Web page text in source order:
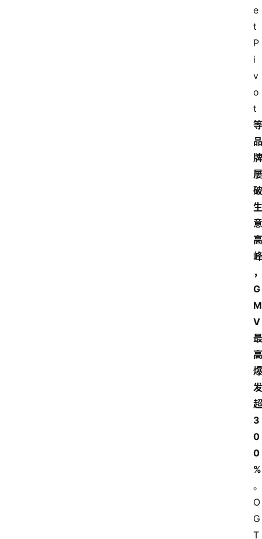
e
t
P
i
v
o
t
等
品
牌
屡
破
生
意
高
峰
，
G
M
V
最
高
爆
发
超
3
0
0
%
。
O
G
T